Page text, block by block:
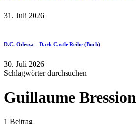
31. Juli 2026
D.C. Odesza – Dark Castle Reihe (Buch)
30. Juli 2026
Schlagwörter durchsuchen
Guillaume Bression
1 Beitrag